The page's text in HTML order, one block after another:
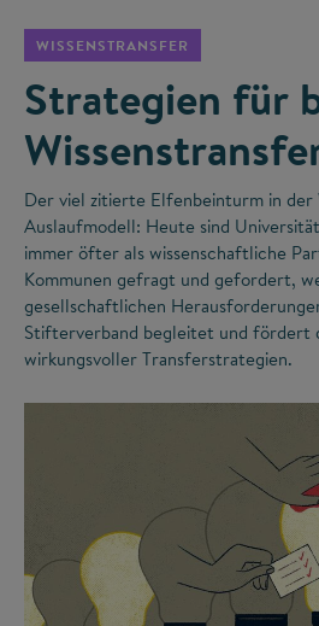
WISSENSTRANSFER
Strategien für
Der viel zitierte Elfenbeinturm in der
Auslaufmodell: Heute sind
immer öfter als wissenschaftliche
Kommunen gefragt und gefordert,
gesellschaftlichen
Stifterverband begleitet und fördert
wirkungsvoller Transferstrategien.